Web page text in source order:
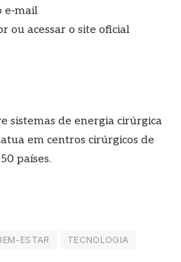
e‑mail
ou acessar o site oficial
sistemas de energia cirúrgica
em centros cirúrgicos de
países.
ESTAR TECNOLOGIA